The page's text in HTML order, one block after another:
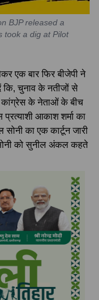
BJP released a
took a dig at Pilot
एक बार फिर बीजेपी ने
कि, चुनाव के नतीजों से
कांग्रेस के नेताओं के बीच
आकाश शर्मा का
सोनी का एक कार्टून जारी
को सुनील अंकल कहते